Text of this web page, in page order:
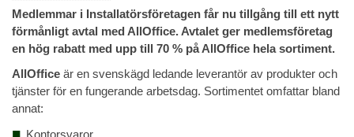
Medlemmar i Installatörsföretagen får nu tillgång till ett nytt
förmånligt avtal med AllOffice. Avtalet ger medlemsföretag
en hög rabatt med upp till 70 % på AllOffice hela sortiment.
AllOffice är en svenskägd ledande leverantör av produkter och
tjänster för en fungerande arbetsdag. Sortimentet omfattar bland
annat:
Kontorsvaror